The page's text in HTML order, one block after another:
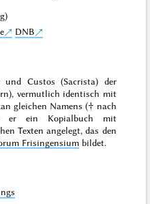
DNB
und Custos (Sacrista) der
vermutlich identisch mit
gleichen Namens († nach
er ein Kopialbuch mit
Texten angelegt, das den
Frisingensium bildet.